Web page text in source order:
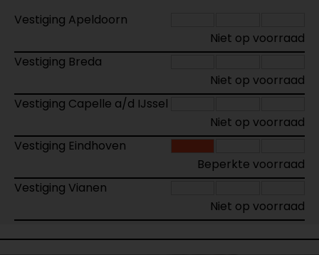
Vestiging Apeldoorn
Niet op voorraad
Vestiging Breda
Niet op voorraad
Vestiging Capelle a/d IJssel
Niet op voorraad
Vestiging Eindhoven
Beperkte voorraad
Vestiging Vianen
Niet op voorraad